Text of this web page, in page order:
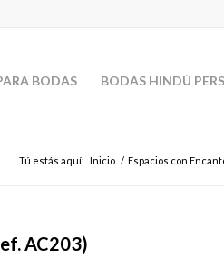
BODAS BODAS HINDÚ
Tú estás aquí: Inicio / Espacios con
AC203)